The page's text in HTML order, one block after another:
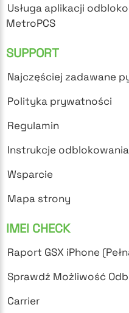
Usługa aplikacji
MetroPCS
SUPPORT
Najczęściej zadawane
Polityka prywatności
Regulamin
Instrukcje odblokowania
Wsparcie
Mapa strony
IMEI CHECK
Raport GSX iPhone
Sprawdź Możliwość
Carrier